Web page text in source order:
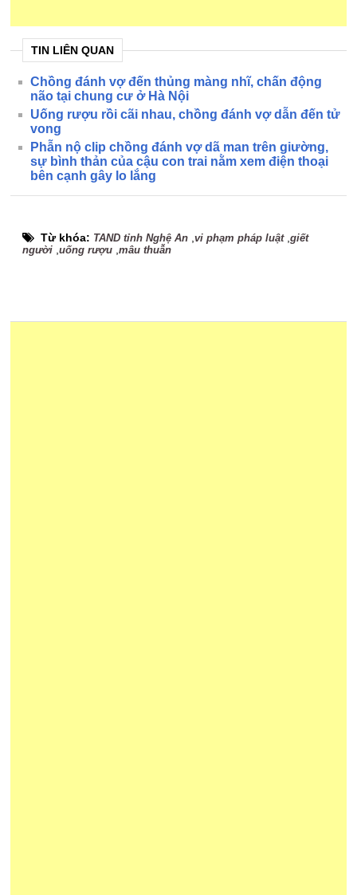
TIN LIÊN QUAN
Chồng đánh vợ đến thủng màng nhĩ, chấn động
não tại chung cư ở Hà Nội
Uống rượu rồi cãi nhau, chồng đánh vợ dẫn đến tử
vong
Phẫn nộ clip chồng đánh vợ dã man trên giường,
sự bình thản của cậu con trai nằm xem điện thoại
bên cạnh gây lo lắng
Từ khóa: TAND tỉnh Nghệ An ,vi phạm pháp luật,giết
người ,uống rượu ,mâu thuẫn